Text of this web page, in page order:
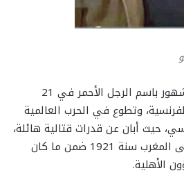
ولد هنري دو بورنازيل المشهور باسم الرجل الأحمر في 21
الفرنسية، وتطوع في الحرب العالمية
حيث أبان عن قدرات قتالية هائلة،
الأمر الذي عجل بإرساله إلى المغرب سنة 1921 ضمن ما كان
الأهلية.